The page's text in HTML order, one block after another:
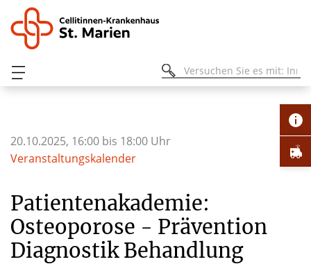
Veranstaltungskalender
20.10.2025, 16:00 bis 18:00 Uhr
Patientenakademie:
Osteoporose - Prävention
Diagnostik Behandlung